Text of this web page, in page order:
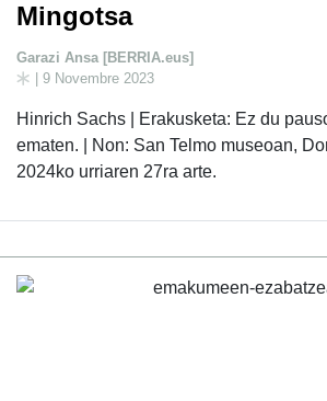
Mingotsa
Garazi Ansa [BERRIA.eus]
| 9 Novembre 2023
Hinrich Sachs | Erakusketa: Ez du
ematen. | Non: San Telmo museoan,
2024ko urriaren 27ra arte.